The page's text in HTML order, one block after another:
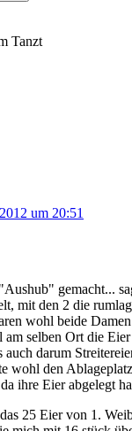
Tanzt
um 20:51
gemacht...
mit den 2 die
wohl beide
am selben Ort die
auch darum
wohl den
ihre Eier abgelegt
25 Eier von 1.